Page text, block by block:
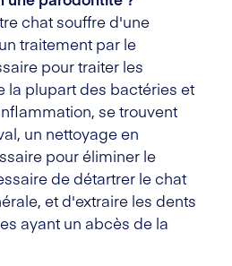
chat souffre d'une
traitement par le
pour traiter les
la plupart des bactéries et
se trouvent
un nettoyage en
pour éliminer le
de détartrer le chat
et d'extraire les dents
ayant un abcès de la